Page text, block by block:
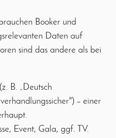
Booker und
Daten auf
sind das andere als bei
B. „Deutsch
– einer
Event, Gala, ggf. TV.